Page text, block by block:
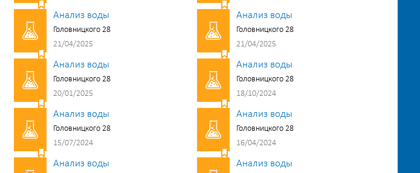
Анализ воды
Головницкого 28
21/04/2025
Анализ воды
Головницкого 28
21/04/2025
Анализ воды
Головницкого 28
20/01/2025
Анализ воды
Головницкого 28
18/10/2024
Анализ воды
Головницкого 28
15/07/2024
Анализ воды
Головницкого 28
16/04/2024
Анализ воды Анализ воды